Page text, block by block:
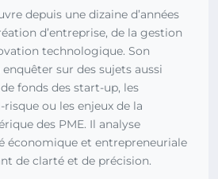
depuis une dizaine d’années
d’entreprise, de la gestion
technologique. Son
enquêter sur des sujets aussi
fonds des start-up, les
ou les enjeux de la
des PME. Il analyse
économique et entrepreneuriale
de clarté et de précision.